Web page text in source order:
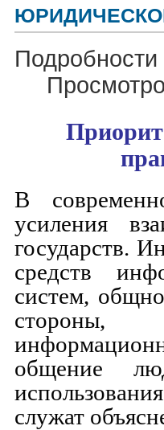
Подробности
В
усиления
государств.
средств
систем,
стороны,
общение
служат